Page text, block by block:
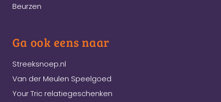
Beurzen
Ga ook eens naar
Streeksnoep.nl
Van der Meulen Speelgoed
Your Tric relatiegeschenken